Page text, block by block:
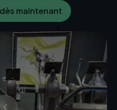
maintenant